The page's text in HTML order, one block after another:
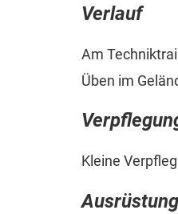
Verlauf
Am
Üben im
Kleine
Ausrüstung